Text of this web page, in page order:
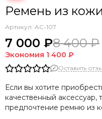
Ремень из
Артикул: AC-107
7 000 ₽8 400 ₽
Экономия 1 400 ₽
Оставить
Если вы хотите
качественный аксессуар,
предпочтение ремню из